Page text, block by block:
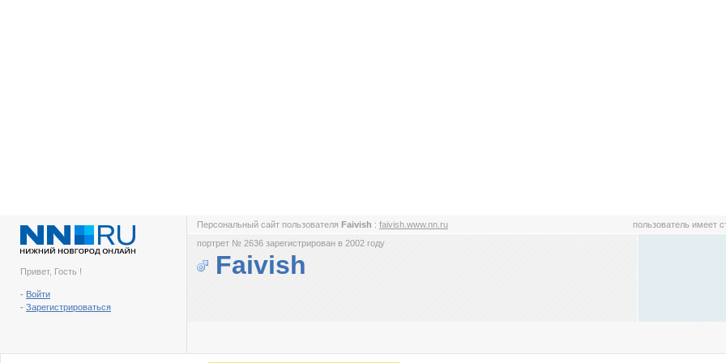
Привет, Гость !
- Войти
- Зарегистрироваться
Персональный сайт пользователя Faivish : faivish.www.nn.ru пользователь имеет
портрет № 2636 зарегистрирован в 2002 году
Faivish